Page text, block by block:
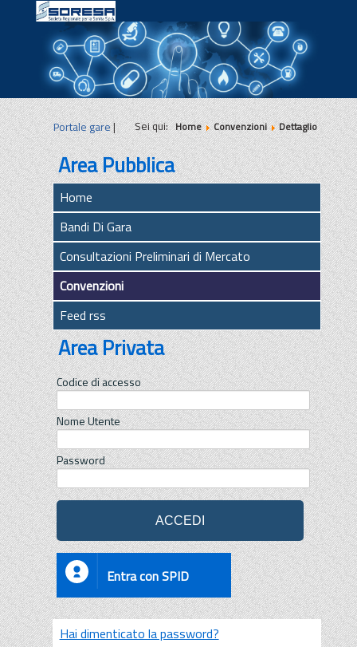
|||
Portale gare| Sei qui:Home Convenzioni Dettaglio
Area Pubblica
Home
Bandi Di Gara
Consultazioni Preliminari di Mercato
Convenzioni
Feed rss
Area Privata
Codice di accesso
Nome Utente
Password
Entra con SPID
Hai dimenticato la password?